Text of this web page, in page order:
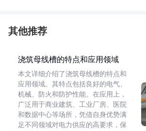
其他推荐
浇筑母线槽的特点和应用领域
本文详细介绍了浇筑母线槽的特点和
应用领域。其特点包括良好的电气、
机械、防火和防护性能。在应用上，
广泛用于商业建筑、工业厂房、医院
和数据中心等场所，凭借自身优势满
足不同领域对电力供应的高要求，保